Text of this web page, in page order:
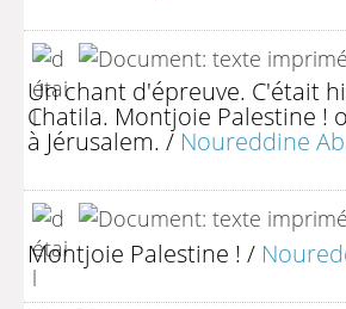
Un chant d'épreuve. C'était
Chatila. Montjoie Palestine !
à Jérusalem. / Noureddine
Montjoie Palestine ! /